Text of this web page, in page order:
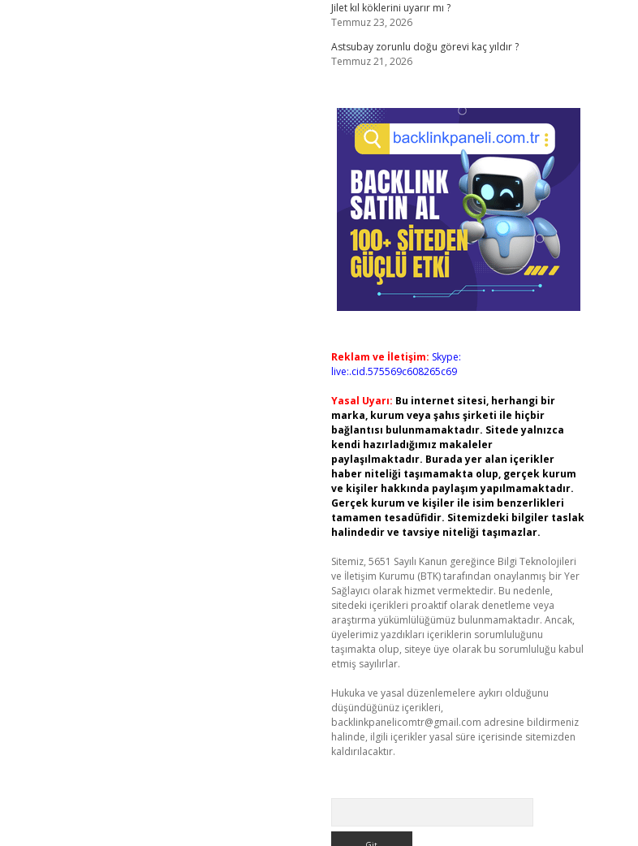
Jilet kıl köklerini uyarır mı ?
Temmuz 23, 2026
Astsubay zorunlu doğu görevi kaç yıldır ?
Temmuz 21, 2026
Reklam ve İletişim: Skype:
live:.cid.575569c608265c69
Yasal Uyarı: Bu internet sitesi, herhangi bir
marka, kurum veya şahıs şirketi ile hiçbir
bağlantısı bulunmamaktadır. Sitede yalnızca
kendi hazırladığımız makaleler
paylaşılmaktadır. Burada yer alan içerikler
haber niteliği taşımamakta olup, gerçek kurum
ve kişiler hakkında paylaşım yapılmamaktadır.
Gerçek kurum ve kişiler ile isim benzerlikleri
tamamen tesadüfidir. Sitemizdeki bilgiler taslak
halindedir ve tavsiye niteliği taşımazlar.
Sitemiz, 5651 Sayılı Kanun gereğince Bilgi Teknolojileri
ve İletişim Kurumu (BTK) tarafından onaylanmış bir Yer
Sağlayıcı olarak hizmet vermektedir. Bu nedenle,
sitedeki içerikleri proaktif olarak denetleme veya
araştırma yükümlülüğümüz bulunmamaktadır. Ancak,
üyelerimiz yazdıkları içeriklerin sorumluluğunu
taşımakta olup, siteye üye olarak bu sorumluluğu kabul
etmiş sayılırlar.
Hukuka ve yasal düzenlemelere aykırı olduğunu
düşündüğünüz içerikleri,
backlinkpanelicomtr@gmail.com adresine bildirmeniz
halinde, ilgili içerikler yasal süre içerisinde sitemizden
kaldırılacaktır.